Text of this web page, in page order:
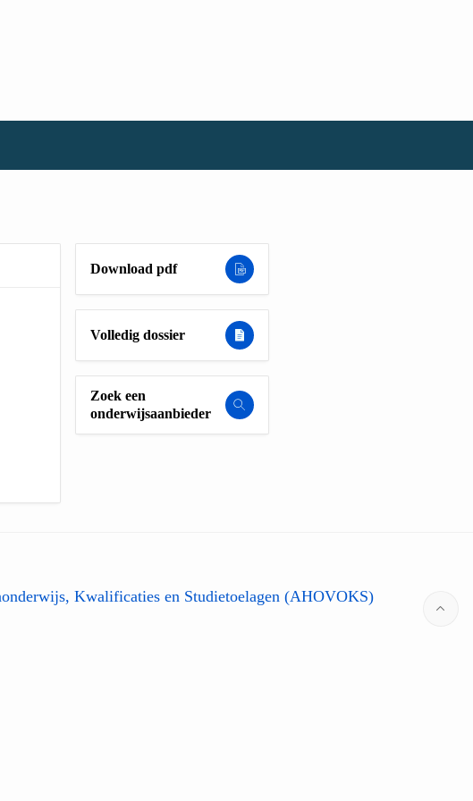
Download pdf
Volledig dossier
Zoek een
onderwijsaanbieder
Kwalificaties en Studietoelagen (AHOVOKS)